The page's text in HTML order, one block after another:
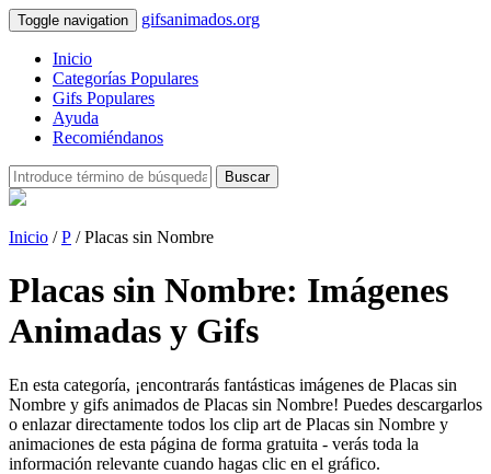
Toggle navigation gifsanimados.org
Inicio
Categorías Populares
Gifs Populares
Ayuda
Recomiéndanos
Buscar
Inicio /P / Placas sin Nombre
Placas sin Nombre: Imágenes
Animadas y Gifs
En esta categoría, ¡encontrarás fantásticas imágenes de Placas sin
Nombre y gifs animados de Placas sin Nombre! Puedes descargarlos
o enlazar directamente todos los clip art de Placas sin Nombre y
animaciones de esta página de forma gratuita - verás toda la
información relevante cuando hagas clic en el gráfico.